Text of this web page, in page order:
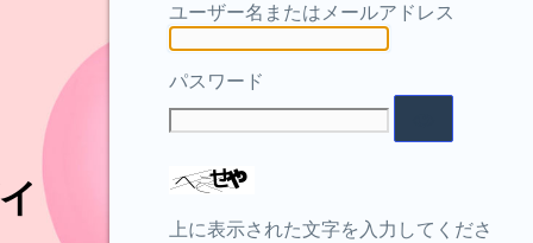
ユーザー名またはメールアドレス
パスワード
上に表示された文字を入力してくださ